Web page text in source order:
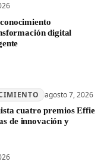
digital
agosto 7, 2026
cuatro premios Effie
de innovación y